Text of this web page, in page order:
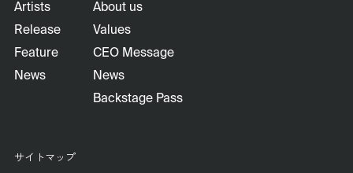
Artists
Release
Feature
News
About us
Values
CEO Message
News
Backstage Pass
サイトマップ